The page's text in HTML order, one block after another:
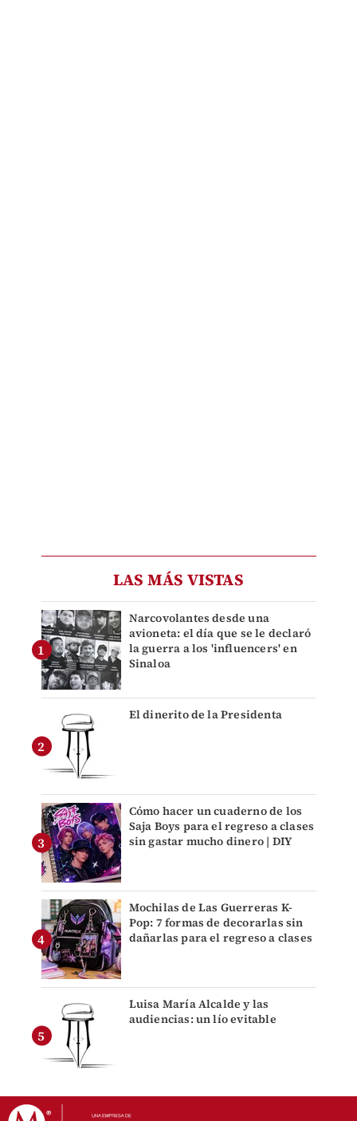
LAS MÁS VISTAS
Narcovolantes desde una
avioneta: el día que se le declaró
la guerra a los 'influencers' en
Sinaloa
El dinerito de la Presidenta
Cómo hacer un cuaderno de los
Saja Boys para el regreso a clases
sin gastar mucho dinero | DIY
Mochilas de Las Guerreras K-
Pop: 7 formas de decorarlas sin
dañarlas para el regreso a clases
Luisa María Alcalde y las
audiencias: un lío evitable